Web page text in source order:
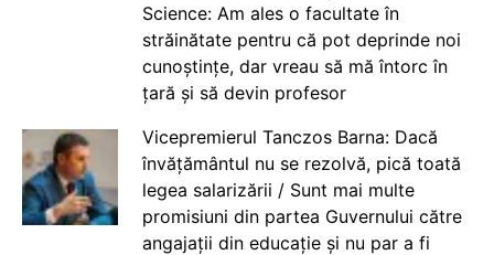
Science: Am ales o facultate în
străinătate pentru că pot deprinde noi
cunoștințe, dar vreau să mă întorc în
țară și să devin profesor
Vicepremierul Tanczos Barna: Dacă
învățământul nu se rezolvă, pică toată
legea salarizării / Sunt mai multe
promisiuni din partea Guvernului către
angajații din educație și nu par a fi